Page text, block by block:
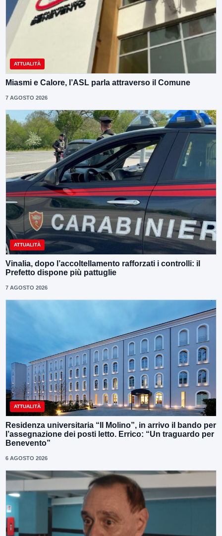
ATTUALITÀ
Miasmi e Calore, l’ASL parla attraverso il Comune
7 AGOSTO 2026
ATTUALITÀ
Vinalia, dopo l’accoltellamento rafforzati i controlli: il
Prefetto dispone più pattuglie
7 AGOSTO 2026
ATTUALITÀ
Residenza universitaria “Il Molino”, in arrivo il bando per
l’assegnazione dei posti letto. Errico: “Un traguardo per
Benevento”
6 AGOSTO 2026